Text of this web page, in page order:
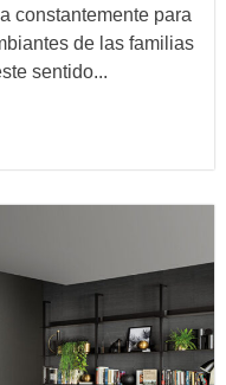
constantemente para
de las familias
sentido...